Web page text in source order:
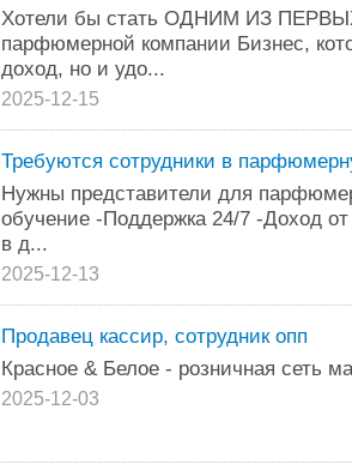
Хотели бы стать ОДНИМ ИЗ
парфюмерной компании Бизнес,
доход, но и удо...
2025-12-15
Требуются сотрудники в
Нужны представители для
обучение -Поддержка 24/7 -Доход
в д...
2025-12-13
Продавец кассир, сотрудник опп
Красное & Белое - розничная сеть
2025-12-03